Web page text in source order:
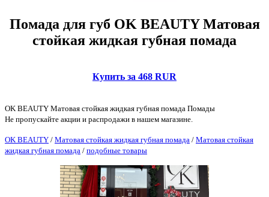
Помада для губ OK BEAUTY Матовая
стойкая жидкая губная помада
Купить за 468 RUR
OK BEAUTY Матовая стойкая жидкая губная помада Помады
Не пропускайте акции и распродажи в нашем магазине.
OK BEAUTY / Матовая стойкая жидкая губная помада / Матовая стойкая
жидкая губная помада / подобные товары